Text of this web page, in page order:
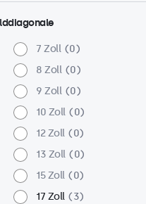
7 Zoll
0
8 Zoll
0
9 Zoll
0
10 Zoll
0
12 Zoll
0
13 Zoll
0
15 Zoll
0
17 Zoll
3